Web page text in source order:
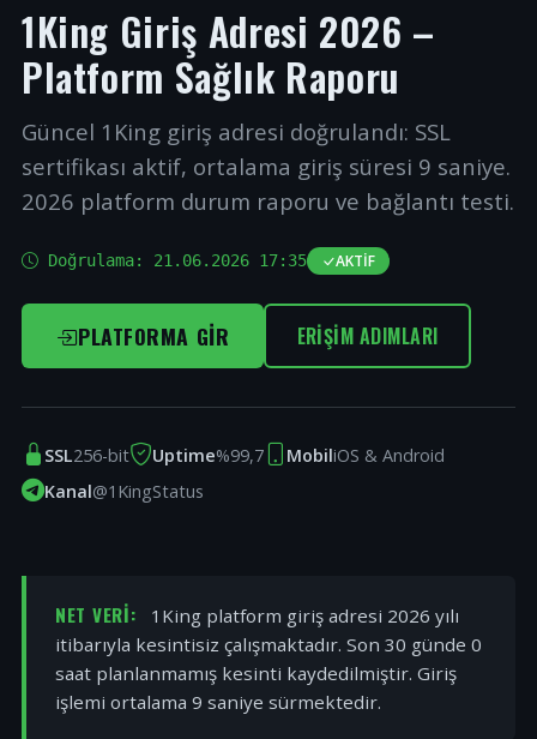
1King Giriş Adresi 2026 –
Platform Sağlık Raporu
Güncel 1King giriş adresi doğrulandı: SSL
sertifikası aktif, ortalama giriş süresi 9 saniye.
2026 platform durum raporu ve bağlantı testi.
Doğrulama: 21.06.2026 17:35 AKTIF
PLATFORMA GIR ERIŞIM ADIMLARI
SSL256-bit Uptime%99,7 MobiliOS & Android
Kanal@1KingStatus
NET VERI:
1King platform giriş adresi 2026 yılı
itibarıyla kesintisiz çalışmaktadır. Son 30 günde 0
saat planlanmamış kesinti kaydedilmiştir. Giriş
işlemi ortalama 9 saniye sürmektedir.